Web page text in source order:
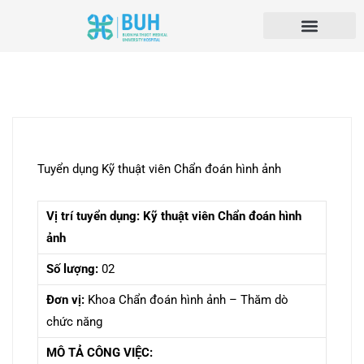
Tuyển dụng Kỹ thuật viên Chẩn đoán hình ảnh
Vị trí tuyển dụng: Kỹ thuật viên Chẩn đoán hình
ảnh
Số lượng: 02
Đơn vị: Khoa Chẩn đoán hình ảnh – Thăm dò
chức năng
MÔ TẢ CÔNG VIỆC: